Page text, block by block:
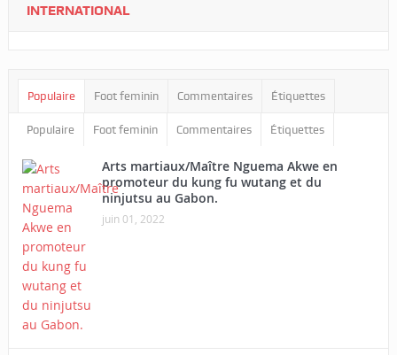
INTERNATIONAL
Populaire Foot feminin Commentaires Étiquettes
Populaire Foot feminin Commentaires Étiquettes
Arts martiaux/Maître Nguema Akwe en
promoteur du kung fu wutang et du
ninjutsu au Gabon.
juin 01, 2022